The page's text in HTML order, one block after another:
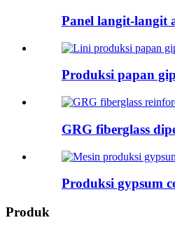
Panel langit-langit
Produksi papan
GRG fiberglass
Produksi gypsum
Produk